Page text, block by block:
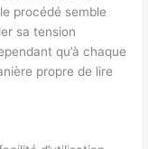
procédé semble
sa tension
qu’à chaque
propre de lire